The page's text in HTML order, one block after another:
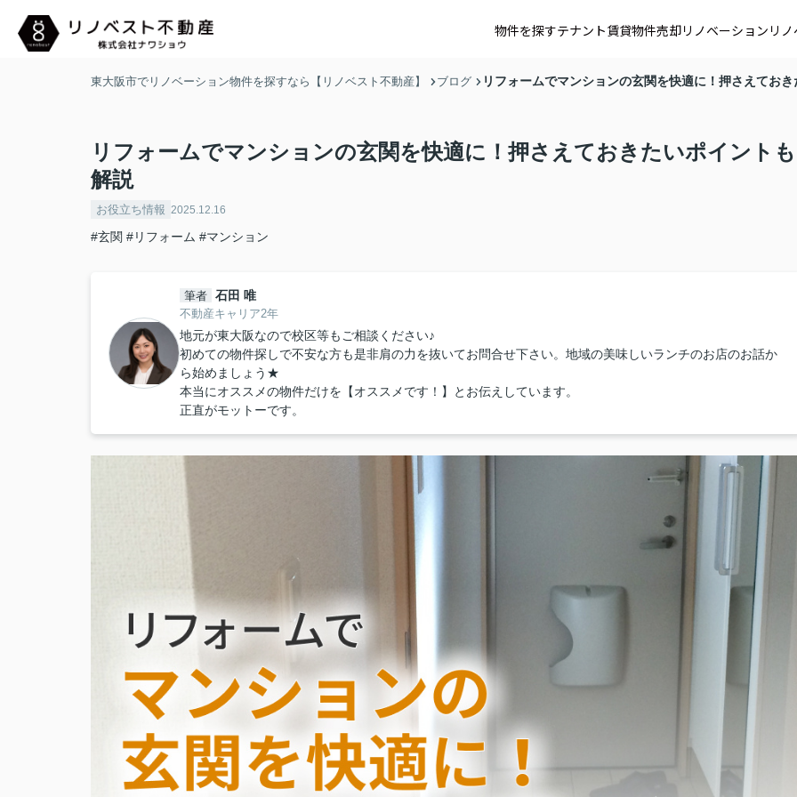
物件を探すテナント賃貸物件売却リノベーション リ
東大阪市でリノベーション物件を探すなら【リノベスト不動産】 ブログ リフォームでマンションの玄関を快適に！押さえてお
リフォームでマンションの玄関を快適に！押さえておきたいポイントも
解説
お役立ち情報 2025.12.16
#玄関 #リフォーム #マンション
筆者 石田 唯
不動産キャリア2年
地元が東大阪なので校区等もご相談ください♪
初めての物件探しで不安な方も是非肩の力を抜いてお問合せ下さい。地域の美味しいランチのお店のお話か
ら始めましょう★
本当にオススメの物件だけを【オススメです！】とお伝えしています。
正直がモットーです。